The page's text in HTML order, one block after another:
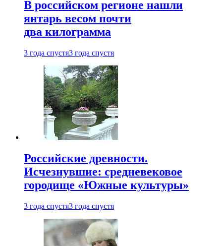
В российском регионе нашли
янтарь весом почти
два килограмма
3 года спустя3 года спустя
Российские древности.
Исчезнувшие: средневековое
городище «Южные культуры»
3 года спустя3 года спустя